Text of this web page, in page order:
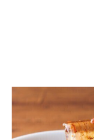
イベント
今日のごちそう